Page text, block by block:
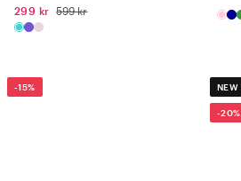
299 kr
599 kr
-15% NEW
-20%